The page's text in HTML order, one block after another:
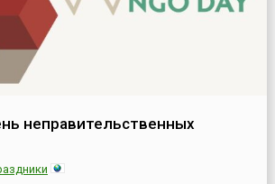
неправительственных